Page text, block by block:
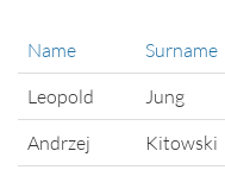
Name Surname
Leopold
Jung
Andrzej
Kitowski